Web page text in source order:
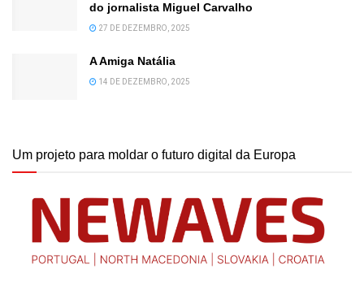
do jornalista Miguel Carvalho
27 DE DEZEMBRO, 2025
A Amiga Natália
14 DE DEZEMBRO, 2025
Um projeto para moldar o futuro digital da Europa